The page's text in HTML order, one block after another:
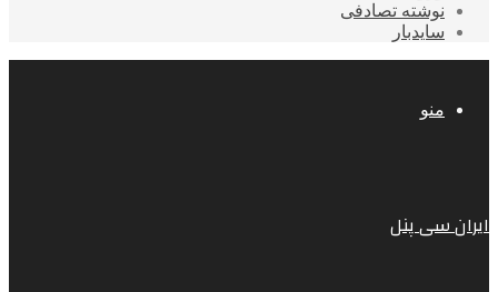
نوشته تصادفی
سایدبار
منو
ایران سی پنل